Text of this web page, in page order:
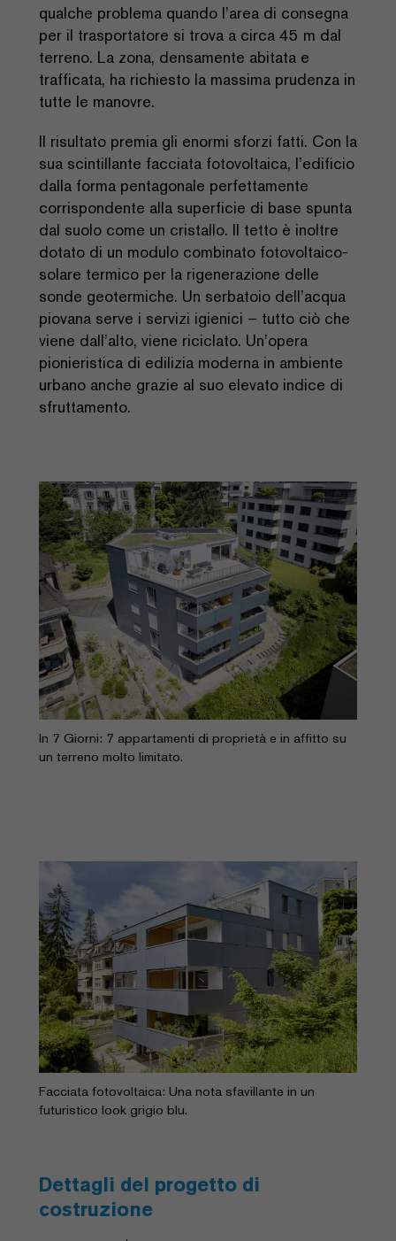
qualche problema quando l’area di consegna
per il trasportatore si trova a circa 45 m dal
terreno. La zona, densamente abitata e
trafficata, ha richiesto la massima prudenza in
tutte le manovre.
Il risultato premia gli enormi sforzi fatti. Con la
sua scintillante facciata fotovoltaica, l’edificio
dalla forma pentagonale perfettamente
corrispondente alla superficie di base spunta
dal suolo come un cristallo. Il tetto è inoltre
dotato di un modulo combinato fotovoltaico-
solare termico per la rigenerazione delle
sonde geotermiche. Un serbatoio dell’acqua
piovana serve i servizi igienici – tutto ciò che
viene dall’alto, viene riciclato. Un’opera
pionieristica di edilizia moderna in ambiente
urbano anche grazie al suo elevato indice di
sfruttamento.
In 7 Giorni: 7 appartamenti di proprietà e in affitto su
un terreno molto limitato.
Facciata fotovoltaica: Una nota sfavillante in un
futuristico look grigio blu.
Dettagli del progetto di
costruzione